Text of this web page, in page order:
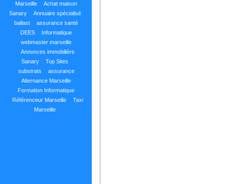
Marseille
Achat maison
Sanary
Annuaire spécialisé
ballast
assurance santé
DEES
Informatique
webmaster marseille
Annonces immobilière
Sanary
Top Sites
substrats
assurance
Alternance Marseille
Formation Informatique
Référenceur Marseille
Taxi
Marseille